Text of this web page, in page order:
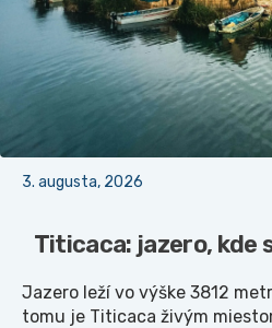
3. augusta, 2026
Titicaca: jazero, kde
Jazero leží vo výške 3812
tomu je Titicaca živým